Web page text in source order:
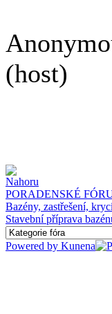
(host)
PORADENSKÉ
Bazény, zastřešení,
Stavební příprava
Powered by Kunena